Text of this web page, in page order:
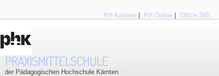
PH Kärnten PH Online Office 365
PRAXISMITTELSCHULE
der Pädagogischen Hochschule Kärnten